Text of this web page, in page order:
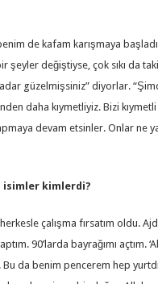
de kafam karışmaya
şeyler değiştiyse, çok sıkı da
güzelmişsiniz” diyorlar.
daha kıymetliyiz. Bizi
devam etsinler. Onlar ne
isimler kimlerdi?
çalışma fırsatım oldu.
90’larda bayrağımı açtım.
da benim pencerem hep